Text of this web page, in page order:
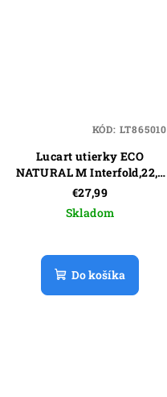
Lucart utierky ECO
NATURAL M Interfold,22,5
x 32 cm, 1875 ks
€27,99
Skladom
Do košíka
KÓD: LT865010